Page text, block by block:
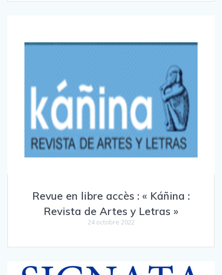
Revue en libre accès : « Káñina :
Revista de Artes y Letras »
24 octobre 2022